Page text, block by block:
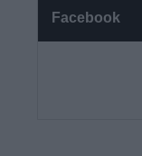
Facebook